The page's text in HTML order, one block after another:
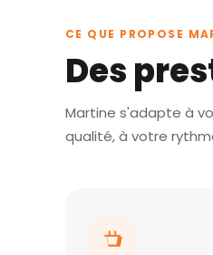
CE QUE PROPOSE
Des
Martine s'adapte à
qualité, à votre